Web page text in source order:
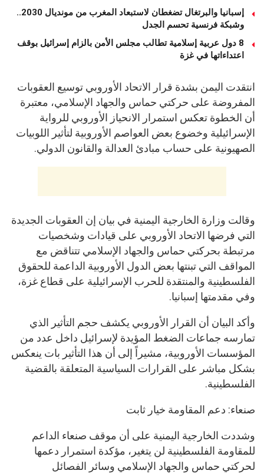
إسبانيا والبرتغال تضغطان لاستبعاد المغرب من مونديال 2030..
وشبكة فرنسية تحسم الجدل
8 دول عربية إسلامية تطالب مجلس الأمن بالزام إسرائيل بوقف
اعتداءاتها في غزة
انتقدت اليمن بشدة قرار الاتحاد الأوروبي توسيع العقوبات
المفروضة على حركتي حماس والجهاد الإسلامي، معتبرة
أن الخطوة تعكس استمرار الانحياز الأوروبي للرواية
الإسرائيلية وخضوع بعض العواصم الأوروبية لتأثير اللوبيات
الصهيونية على حساب مبادئ العدالة والقانون الدولي.
وقالت وزارة الخارجية اليمنية في بيان إن العقوبات الجديدة
التي فرضها الاتحاد الأوروبي على قيادات وشخصيات
مرتبطة بحركتي حماس والجهاد الإسلامي تتناقض مع
المواقف التي تبنتها بعض الدول الأوروبية الداعمة للحقوق
الفلسطينية والمنتقدة للحرب الإسرائيلية على قطاع غزة،
وفي مقدمتها إسبانيا.
وأكد البيان أن القرار الأوروبي يكشف حجم التأثير الذي
تمارسه جماعات الضغط المؤيدة لإسرائيل داخل عدد من
المؤسسات الأوروبية، مشيراً إلى أن هذا التأثير بات ينعكس
بشكل مباشر على القرارات السياسية المتعلقة بالقضية
الفلسطينية.
صنعاء: دعم المقاومة خيار ثابت
وشددت الخارجية اليمنية على أن موقف صنعاء الداعم
للمقاومة الفلسطينية لن يتغير، مؤكدة استمرار دعمها
لحركتي حماس والجهاد الإسلامي وسائر الفصائل